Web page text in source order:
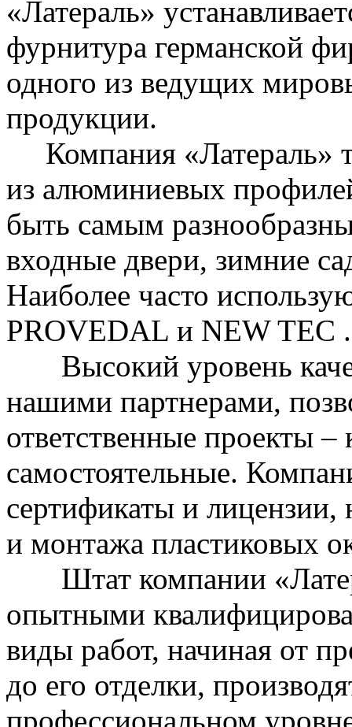
«Латераль»
фурнитура германской
одного из ведущих
продукции.
Компания «Латераль»
из алюминиевых
быть самым
входные двери, зимние
Наиболее часто
PROVEDAL и NEW TEC .
Высокий уровень
нашими партнерами,
ответственные проекты –
самостоятельные.
сертификаты и лицензии,
и монтажа пластиковых
Штат компании
опытными
виды работ, начиная от
до его отделки,
профессиональном